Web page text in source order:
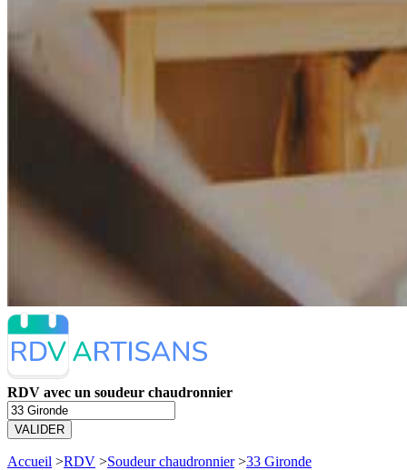
RDV avec un soudeur chaudronnier
VALIDER
Accueil >RDV >Soudeur chaudronnier>33 Gironde